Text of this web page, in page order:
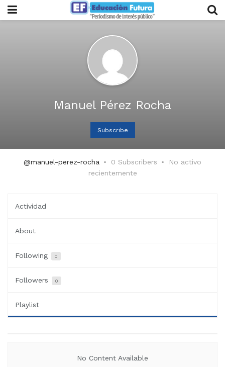
Manuel Pérez Rocha
Subscribe
@manuel-perez-rocha 0 Subscribers
No activo
recientemente
Actividad
About
Following 0
Followers 0
Playlist
No Content Available